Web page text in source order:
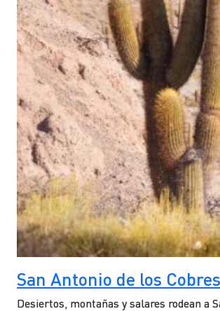
San Antonio de los Cobres
Desiertos, montañas y salares rodean a